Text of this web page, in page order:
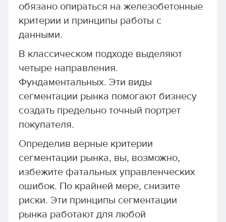
обязано опираться на железобетонные
критерии и принципы работы с
данными.
В классическом подходе выделяют
четыре направления.
Фундаментальных. Эти виды
сегментации рынка помогают бизнесу
создать предельно точный портрет
покупателя.
Определив верные критерии
сегментации рынка, вы, возможно,
избежите фатальных управленческих
ошибок. По крайней мере, снизите
риски. Эти принципы сегментации
рынка работают для любой